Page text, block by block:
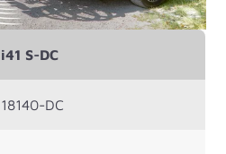
i41 S-DC
18140-DC